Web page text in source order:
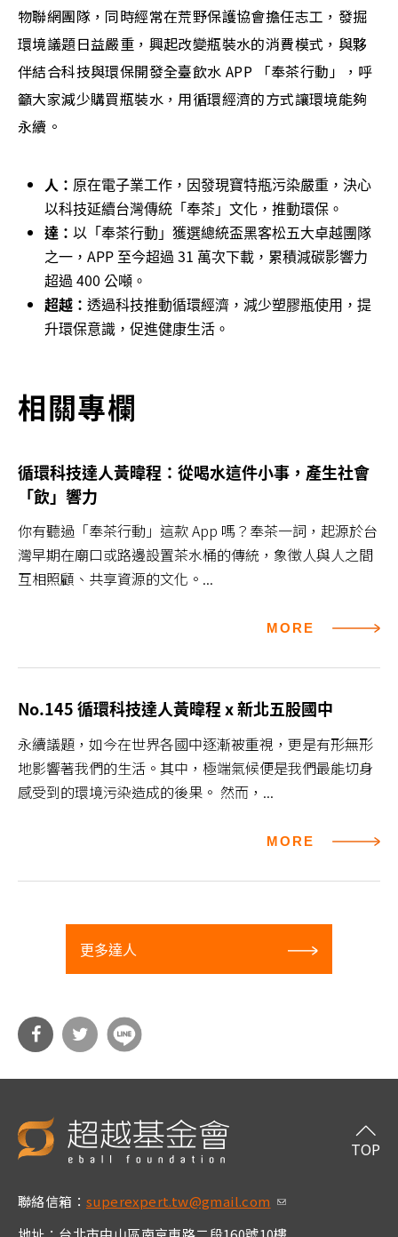
物聯網團隊，同時經常在荒野保護協會擔任志工，發掘
環境議題日益嚴重，興起改變瓶裝水的消費模式，與夥
伴結合科技與環保開發全臺飲水 APP 「奉茶行動」，呼
籲大家減少購買瓶裝水，用循環經濟的方式讓環境能夠
永續。
人： 原在電子業工作，因發現寶特瓶污染嚴重，決心
以科技延續台灣傳統「奉茶」文化，推動環保。
達： 以「奉茶行動」獲選總統盃黑客松五大卓越團隊
之一，APP 至今超過 31 萬次下載，累積減碳影響力
超過 400 公噸。
超越： 透過科技推動循環經濟，減少塑膠瓶使用，提
升環保意識，促進健康生活。
相關專欄
循環科技達人黃暐程：從喝水這件小事，產生社會
「飲」響力
你有聽過「奉茶行動」這款 App 嗎？奉茶一詞，起源於台
灣早期在廟口或路邊設置茶水桶的傳統，象徵人與人之間
互相照顧、共享資源的文化。...
MORE
No.145 循環科技達人黃暐程 x 新北五股國中
永續議題，如今在世界各國中逐漸被重視，更是有形無形
地影響著我們的生活。其中，極端氣候便是我們最能切身
感受到的環境污染造成的後果。 然而，...
MORE
更多達人
cebo
witt
聯絡信箱： superexpert.tw@gmail.com (link sends e-m
TOP